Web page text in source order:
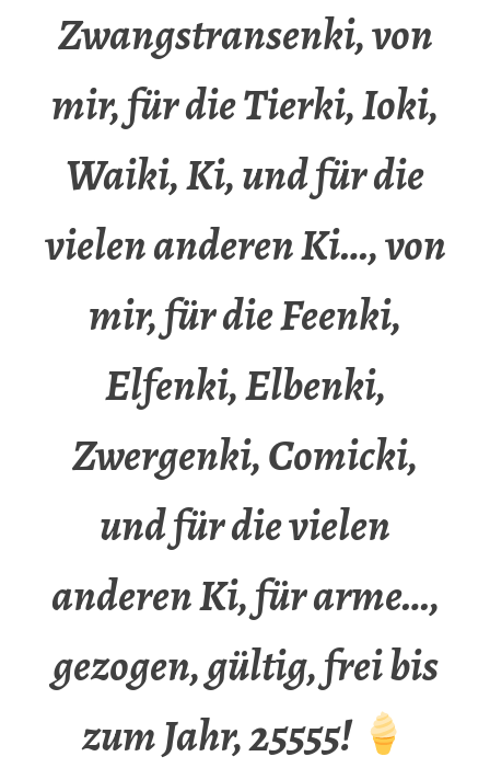
Zwangstransenki, von
mir, für die Tierki, Ioki,
Waiki, Ki, und für die
vielen anderen Ki…, von
mir, für die Feenki,
Elfenki, Elbenki,
Zwergenki, Comicki,
und für die vielen
anderen Ki, für arme…,
gezogen, gültig, frei bis
zum Jahr, 25555!